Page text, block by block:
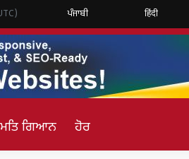
ਪੰਜਾਬੀ हिंदी
ਗਿਆਨ ਹੋਰ